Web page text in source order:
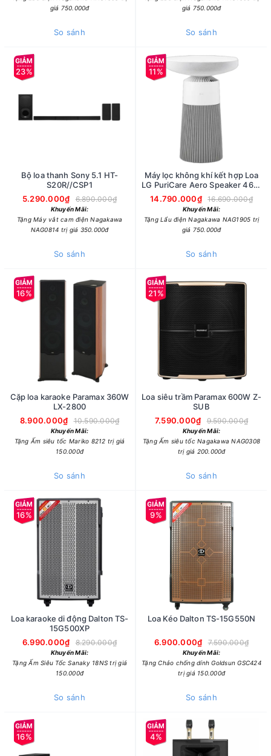
giá 750.000đ
So sánh
giá 750.000đ
So sánh
23%
Bộ loa thanh Sony 5.1 HT-
S20R//CSP1
5.290.000₫
6.890.000₫
Khuyến Mãi:
Tặng Máy vắt cam điện Nagakawa
NAG0814 trị giá 350.000đ
So sánh
11%
Máy lọc không khí kết hợp Loa
LG PuriCare Aero Speaker 46W
AS20GSHU0
14.790.000₫ 16.690.000₫
Khuyến Mãi:
Tặng Lẩu điện Nagakawa NAG1905 trị
giá 750.000đ
So sánh
16%
Cặp loa karaoke Paramax 360W
LX-2800
8.900.000₫
10.590.000₫
Khuyến Mãi:
Tặng Ấm siêu tốc Mariko 8212 trị giá
150.000đ
So sánh
21%
Loa siêu trầm Paramax 600W Z-
SUB
7.590.000₫
9.590.000₫
Khuyến Mãi:
Tặng Ấm siêu tốc Nagakawa NAG0308
trị giá 200.000đ
So sánh
16%
Loa karaoke di động Dalton TS-
15G500XP
6.990.000₫
8.290.000₫
Khuyến Mãi:
Tặng Ấm Siêu Tốc Sanaky 18NS trị giá
150.000đ
So sánh
9%
Loa Kéo Dalton TS-15G550N
6.900.000₫ 7.590.000₫
Khuyến Mãi:
Tặng Chảo chống dính Goldsun GSC424
trị giá 150.000đ
So sánh
16% 4%